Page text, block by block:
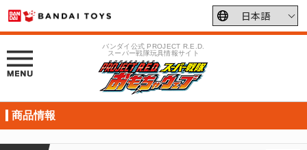
バンダイ公式 PROJECT R.E.D.
スーパー戦隊玩具情報サイト
商品情報